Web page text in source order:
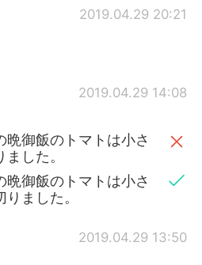
2019.04.29 20:21
2019.04.29 14:08
晩御飯のトマトは小さ
ました。
晩御飯のトマトは小さ
りました。
2019.04.29 13:50